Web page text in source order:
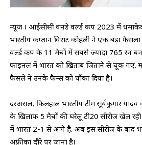
न्यूज । आईसीसी वनडे वर्ल्ड कप 2023 में
भारतीय कप्तान विराट कोहली ने एक बड़ा
वर्ल्ड कप के 11 मैचों में सबसे ज्यादा 765 रन
फाइनल में भारत को खिताब जिताने से चूक
फैसले ने उनके फैन्स को चौंका दिया है।
दरअसल, फिलहाल भारतीय टीम सूर्यकुमार यादव
के खिलाफ 5 मैचों की घरेलू टी20 सीरीज खेल
में भारत 2-1 से आगे है. अब इस सीरीज के बाद
अफ्रीका दौरे पर जाना है।